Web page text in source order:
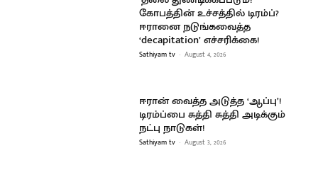
கோபத்தின் உச்சத்தில் டிரம்ப்?
ஈரானை நடுங்கவைத்த
‘decapitation’ எச்சரிக்கை!
Sathiyam tv - August 4, 2026
ஈரான் வைத்த அடுத்த ‘ஆப்பு’!
டிரம்ப்பை சுத்தி சுத்தி அடிக்கும்
நட்பு நாடுகள்!
Sathiyam tv - August 3, 2026